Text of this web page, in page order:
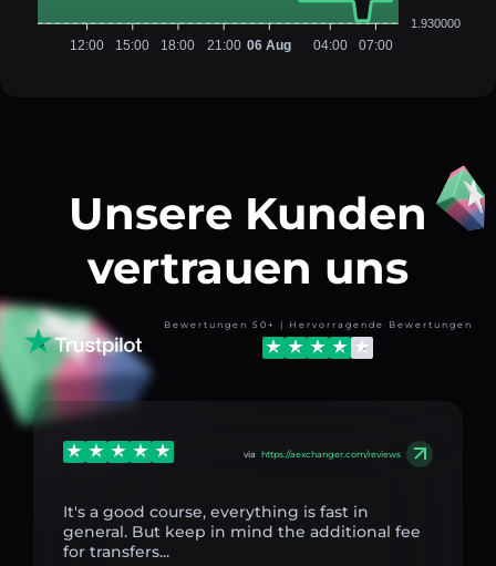
1.930000
12:00 15:00 18:00 21:00 06 Aug 04:00 07:00
Unsere Kunden
vertrauen uns
Bewertungen 50+ | Hervorragende Bewertungen
via https://aexchanger.com/reviews
It's a good course, everything is fast in
general. But keep in mind the additional fee
for transfers...